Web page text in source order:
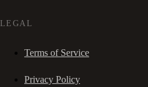
LEGAL
Terms of Service
Privacy Policy